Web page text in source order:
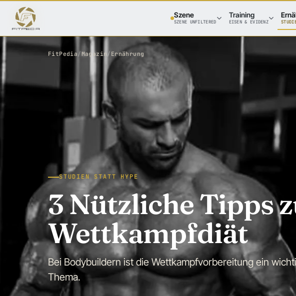
Szene
SZENE UNFILTERED
Training
EISEN & EVIDENZ
FitPedia/Magazin / Ernährung
STUDIEN STATT HYPE
3 Nützliche Tipps
Wettkampfdiät
Bei Bodybuildern ist die Wettkampfvorbereitung ein
Thema.